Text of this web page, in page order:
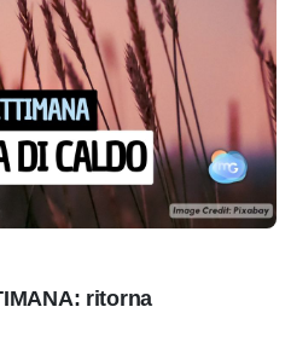
ritorna